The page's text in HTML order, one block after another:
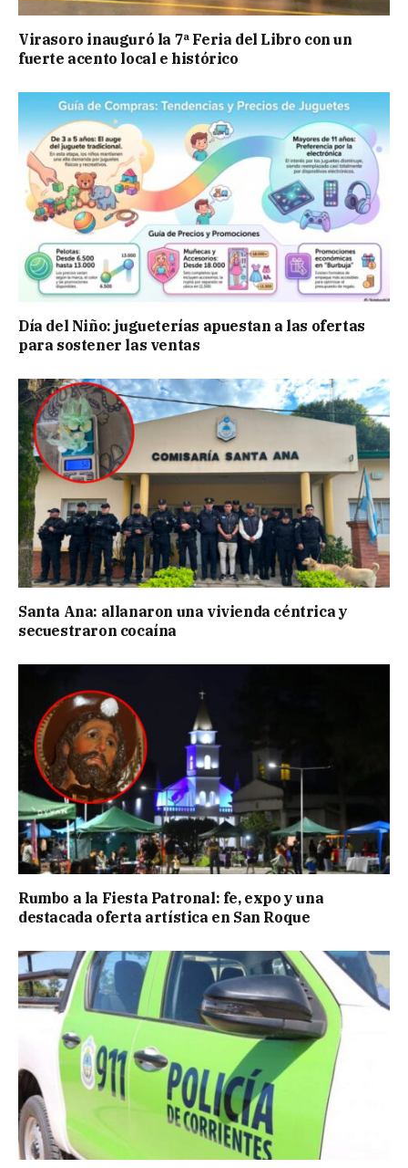
Virasoro inauguró la 7ª Feria del Libro con un
fuerte acento local e histórico
Día del Niño: jugueterías apuestan a las ofertas
para sostener las ventas
Santa Ana: allanaron una vivienda céntrica y
secuestraron cocaína
Rumbo a la Fiesta Patronal: fe, expo y una
destacada oferta artística en San Roque